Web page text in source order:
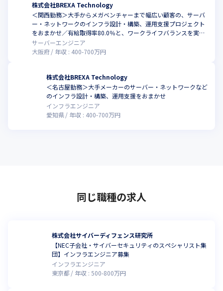
出来る環境の整備など、
人材育成メニューの充実にも力を注いでいます。
エンジニアであれば、PG→SE→PL→PMといった従来通りのキャ
リアパスだけでなく、
BREXA Technology独自の体制としてセクションリーダー（SL）
といったマネジメントポジションを設けており、早い段階でマネ
ジメント経験を学べることは、
将来PMを目指すエンジニアにとって、キャリアを後押しする体制
があるといえます。
また、WEB系やインフラ/サーバ系、上流工程など多様なプロジェ
2024年には約150名、2025年には約280名のセキュリティ人材輩
しで大幅に上回り達成。
この資格取得数は国内でトップクラスであり、今後もよりスキル
サイバーセキュリティエンジニアの輩出を継続していく計画で
株式会社BREXA Technology
＜関西勤務＞大手からメガベンチャーまで幅広い顧客の、サーバ
ー・ネットワークのインフラ設計・構築、運用支援プロジェクト
をおまかせ／有給取得率80.0％と、ワークライフバランスを実現
しやすい環境
サーバーエンジニア
大阪府
年収 : 400-700万円
株式会社BREXA Technology
＜名古屋勤務＞⼤⼿メーカーのサーバー・ネットワークなど
のインフラ設計・構築、運用支援をおまかせ
インフラエンジニア
愛知県
年収 : 400-700万円
同じ職種の求人
株式会社サイバーディフェンス研究所
【NEC子会社・サイバーセキュリティのスペシャリスト集
団】インフラエンジニア募集
インフラエンジニア
東京都
年収 : 500-800万円